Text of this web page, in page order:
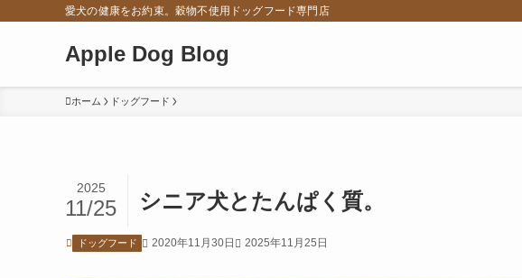
愛犬の健康をお約束。穀物不使用ドッグフード専門店
Apple Dog Blog
ホーム ドッグフード
シニア犬とたんぱく質。
2025
11/25
ドッグフード 2020年11月30日 2025年11月25日